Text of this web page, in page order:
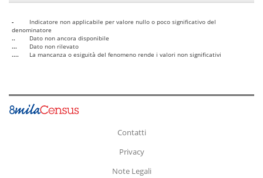
-
Indicatore non applicabile per valore nullo o poco significativo del
denominatore
..
Dato non ancora disponibile
...
Dato non rilevato
....
La mancanza o esiguità del fenomeno rende i valori non significativi
Contatti
Privacy
Note Legali